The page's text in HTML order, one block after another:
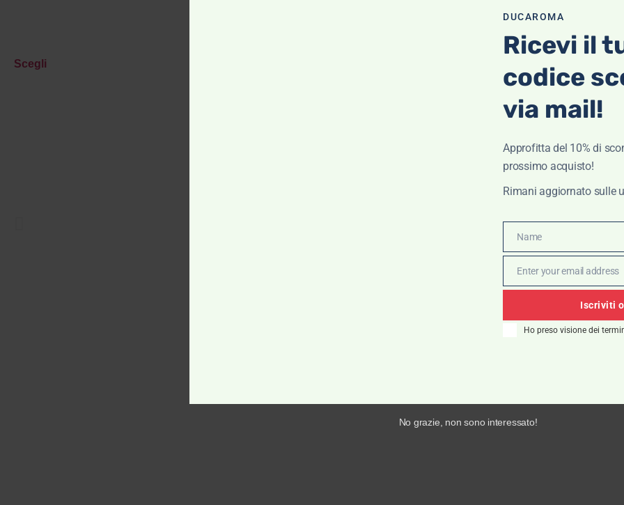
Scegli
DUCAROMA
Ricevi il
codice
via mail!
Approfitta del 10% di
prossimo acquisto!
Rimani aggiornato sulle
Name
Name
Email
Enter your email address
Iscriviti
Ho preso visione dei
No grazie, non sono interessato!